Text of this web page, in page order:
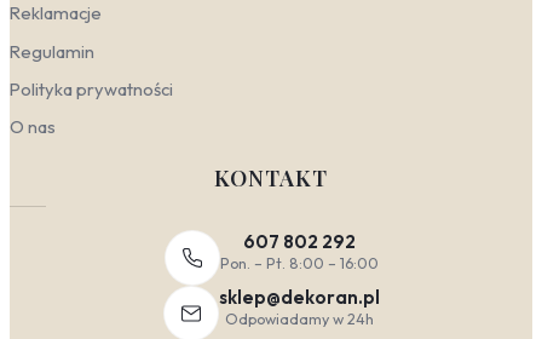
Reklamacje
Regulamin
Polityka prywatności
O nas
KONTAKT
607 802 292
Pon. – Pt. 8:00 – 16:00
sklep@dekoran.pl
Odpowiadamy w 24h